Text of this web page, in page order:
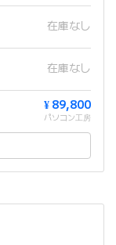
在庫なし
在庫なし
¥ 89,800
パソコン工房